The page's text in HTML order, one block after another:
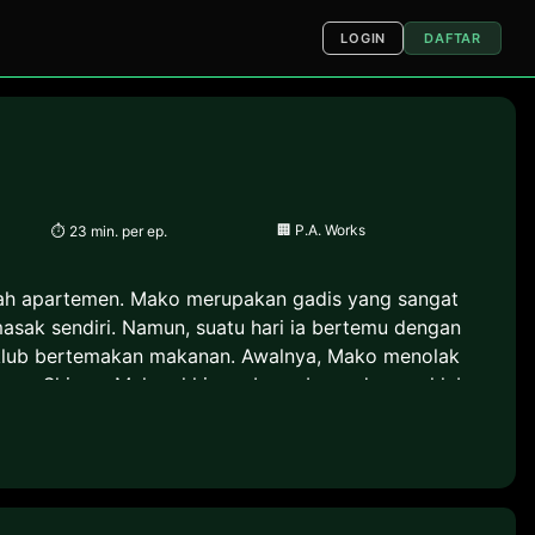
LOGIN DAFTAR
⏱ 23 min. per ep. 🏢 P.A. Works
apartemen. Mako merupakan gadis yang sangat
sendiri. Namun, suatu hari ia bertemu dengan
bertemakan makanan. Awalnya, Mako menolak
Shinon, Mako akhirnya bergabung dengan klub